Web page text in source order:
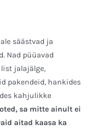
säästvad ja
Nad püüavad
jalajälge,
pakendeid, hankides
kahjulikke
sa mitte ainult ei
aitad kaasa ka